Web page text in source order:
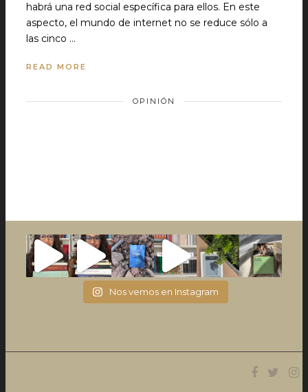
habrá una red social específica para ellos. En este
aspecto, el mundo de internet no se reduce sólo a
las cinco …
READ MORE
OPINIÓN
Nos vemos en Instagram